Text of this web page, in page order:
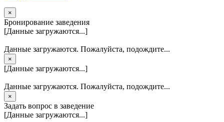
×
Бронирование заведения
[Данные загружаются...]
Данные загружаются. Пожалуйста, подождите...
×
[Данные загружаются...]
Данные загружаются. Пожалуйста, подождите...
×
Задать вопрос в заведение
[Данные загружаются...]